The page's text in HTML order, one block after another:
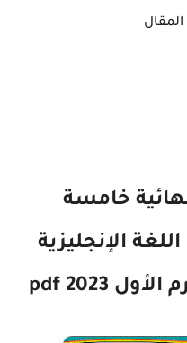
خامسة
الإنجليزية